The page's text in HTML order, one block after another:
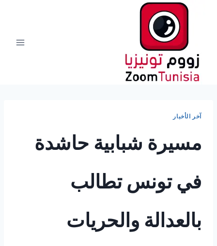
آخر الأخبار
مسيرة شبابية حاشدة
في تونس تطالب
بالعدالة والحريات